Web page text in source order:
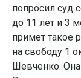
попросил суд
до 11 лет и 3
примет такое
на свободу 1
Шевченко.